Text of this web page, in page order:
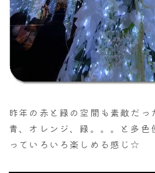
昨年の赤と緑の空間も素敵だっ
青、オレンジ、緑。。。と多色
っていろいろ楽しめる感じ☆